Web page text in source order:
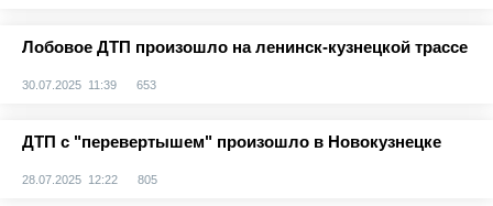
Лобовое ДТП произошло на ленинск-кузнецкой трассе
30.07.2025 11:39 653
ДТП с "перевертышем" произошло в Новокузнецке
28.07.2025 12:22 805